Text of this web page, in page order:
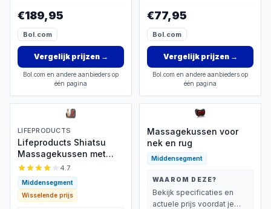
€189,95
Bol.com
Vergelijk prijzen→
Bol.com en andere aanbieders op
één pagina
€77,95
Bol.com
Vergelijk prijzen→
Bol.com en andere aanbieders op
één pagina
LIFEPRODUCTS
Lifeproducts Shiatsu
Massagekussen met
Warmtefunctie
4.7
Middensegment
Wisselende prijs
Massagekussen voor
nek en rug
Middensegment
WAAROM DEZE?
Bekijk specificaties en
actuele prijs voordat je